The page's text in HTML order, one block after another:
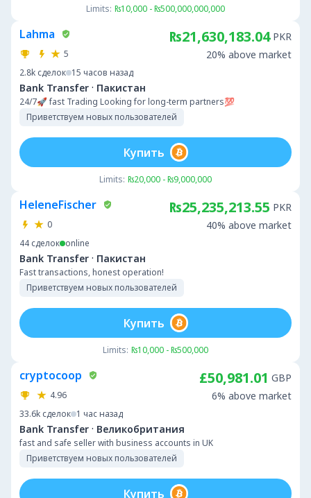
Limits: ₨10,000 - ₨500,000,000,000
Lahma
5
2.8k сделок 15 часов назад
Bank Transfer · Пакистан
24/7🚀 fast Trading Looking for long-term partners💯
Приветствуем новых пользователей
₨21,630,183.04 PKR
20% above market
Limits: ₨20,000 - ₨9,000,000
Купить
HeleneFischer
0
44 сделок online
Bank Transfer · Пакистан
Fast transactions, honest operation!
Приветствуем новых пользователей
₨25,235,213.55 PKR
40% above market
Limits: ₨10,000 - ₨500,000
Купить
cryptocoop
4.96
33.6k сделок 1 час назад
Bank Transfer · Великобритания
fast and safe seller with business accounts in UK
Приветствуем новых пользователей
£50,981.01 GBP
6% above market
Купить